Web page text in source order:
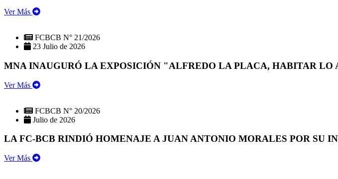
Ver Más
FCBCB N° 21/2026
23 Julio de 2026
MNA INAUGURÓ LA EXPOSICIÓN "ALFREDO LA PLACA, HABITAR LO
Ver Más
FCBCB N° 20/2026
Julio de 2026
LA FC-BCB RINDIÓ HOMENAJE A JUAN ANTONIO MORALES POR SU
Ver Más